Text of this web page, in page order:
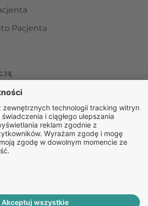
Pacjenta
świadczeń telemedycznych jest
w rozumieniu ustawy z dnia 15
leczniczej, wpisanym do
działalność leczniczą pod